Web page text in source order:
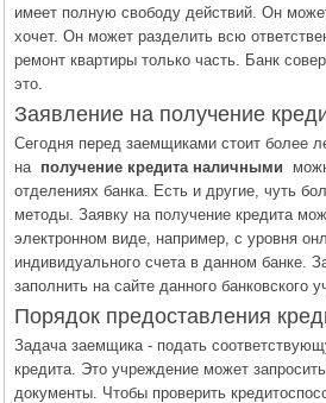
имеет полную свободу действий. Он
хочет. Он может разделить всю
ремонт квартиры только часть. Банк
это.
Заявление на получение
Сегодня перед заемщиками стоит более
на получение кредита наличными
отделениях банка. Есть и другие, чуть
методы. Заявку на получение кредита
электронном виде, например, с уровня
индивидуального счета в данном банке.
заполнить на сайте данного банковского
Порядок предоставления
Задача заемщика - подать
кредита. Это учреждение может
документы. Чтобы проверить